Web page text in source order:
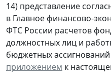
14) представление
в Главное финансово-
ФТС России расчетов
должностных лиц и
бюджетных ассигнований
приложением к